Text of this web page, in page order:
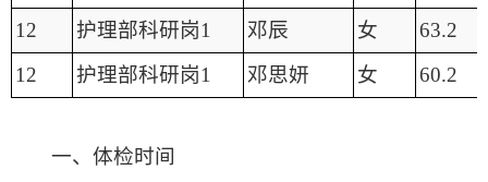
12 护理部科研岗1 邓辰 女
63.2
12
护理部科研岗1 邓思妍 女 60.2
一、体检时间